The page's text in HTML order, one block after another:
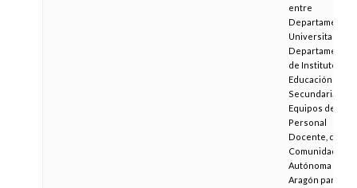
entre
Departamentos
Universitarios y
Departamentos
de Institutos de
Educación
Secundaria o
Equipos de
Personal
Docente, de la
Comunidad
Autónoma de
Aragón para el